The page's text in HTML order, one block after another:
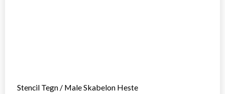
Stencil Tegn / Male Skabelon Heste